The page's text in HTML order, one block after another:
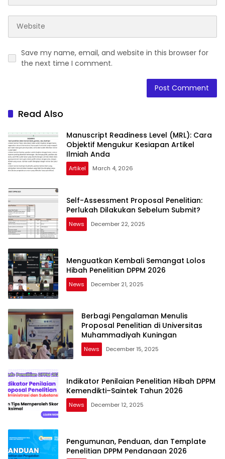
Save my name, email, and website in this browser for
the next time I comment.
Read Also
Manuscript Readiness Level (MRL): Cara
Objektif Mengukur Kesiapan Artikel
Ilmiah Anda
Artikel March 4, 2026
Self-Assessment Proposal Penelitian:
Perlukah Dilakukan Sebelum Submit?
News December 22, 2025
Menguatkan Kembali Semangat Lolos
Hibah Penelitian DPPM 2026
News December 21, 2025
Berbagi Pengalaman Menulis
Proposal Penelitian di Universitas
Muhammadiyah Kuningan
News December 15, 2025
Indikator Penilaian Penelitian Hibah DPPM
Kemendikti–Saintek Tahun 2026
News December 12, 2025
Pengumunan, Penduan, dan Template
Penelitian DPPM Pendanaan 2026